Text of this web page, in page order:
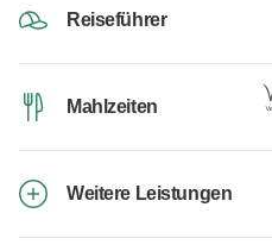
Reiseführer
Mahlzeiten
Weitere Leistungen